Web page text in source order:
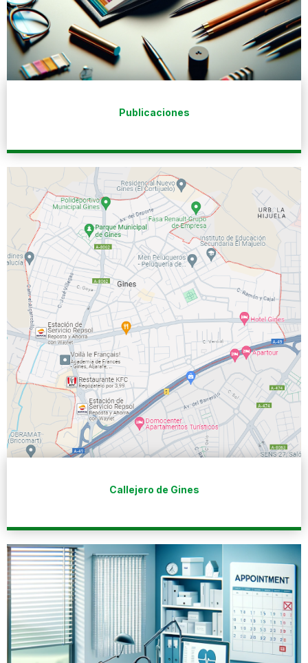
Publicaciones
Callejero de Gines